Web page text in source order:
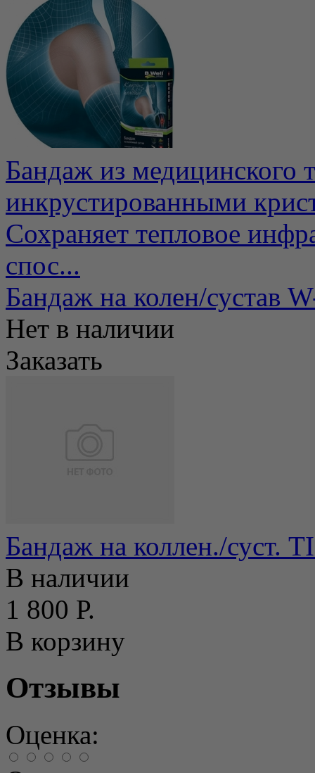
Бандаж из медицинского
инкрустированными
Сохраняет тепловое
спос...
Бандаж на колен/сустав
Нет в наличии
Заказать
Бандаж на коллен./суст.
В наличии
1 800 Р.
В корзину
Отзывы
Оценка: